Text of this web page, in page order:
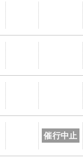
催行中止